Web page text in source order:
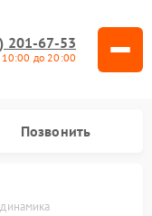
201-67-53
10:00 до 20:00
Позвонить